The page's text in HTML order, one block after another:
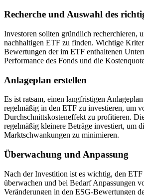
Recherche und Auswahl des
Investoren sollten gründlich recherchieren,
nachhaltigen ETF zu finden. Wichtige
Bewertungen der im ETF enthaltenen
Performance des Fonds und die
Anlageplan erstellen
Es ist ratsam, einen langfristigen
regelmäßig in den ETF zu investieren, um
Durchschnittskosteneffekt zu profitieren.
regelmäßig kleinere Beträge investiert, um
Marktschwankungen zu minimieren.
Überwachung und Anpassung
Nach der Investition ist es wichtig, den ETF
überwachen und bei Bedarf Anpassungen
Veränderungen in den ESG-Bewertungen